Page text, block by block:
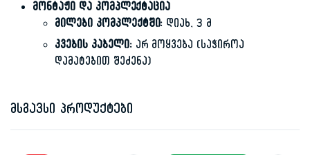
მონტაჟი და კომპლექტაცია
მილები კომპლექტში: დიახ, 3 მ
კვების კაბელი:არ მოყვება (საჭიროა
დამატებით შეძენა)
მსგავსი პროდუქტები